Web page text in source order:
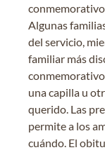
Algunas
del servicio,
familiar más
una capilla u
querido. Las
permite a los
cuándo. El